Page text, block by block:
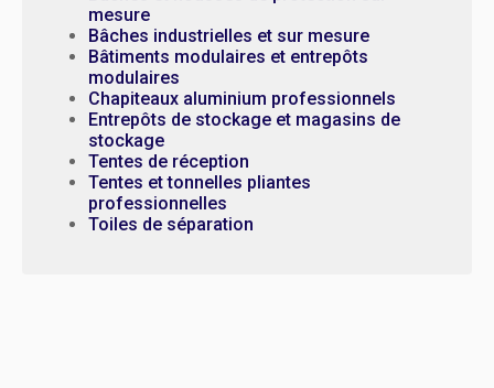
mesure
Bâches industrielles et sur mesure
Bâtiments modulaires et entrepôts
modulaires
Chapiteaux aluminium professionnels
Entrepôts de stockage et magasins de
stockage
Tentes de réception
Tentes et tonnelles pliantes
professionnelles
Toiles de séparation